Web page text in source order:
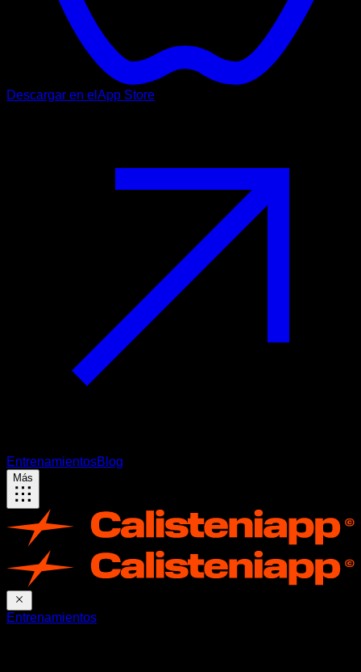
Descargar en el App Store
EntrenamientosBlog
Más
Entrenamientos